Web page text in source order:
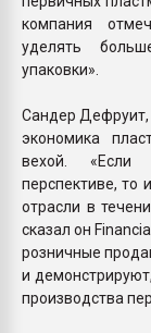
компания
уделять
упаковки».
Сандер
экономика
вехой. «Если
перспективе, то
отрасли в
сказал он
розничные
и
производства